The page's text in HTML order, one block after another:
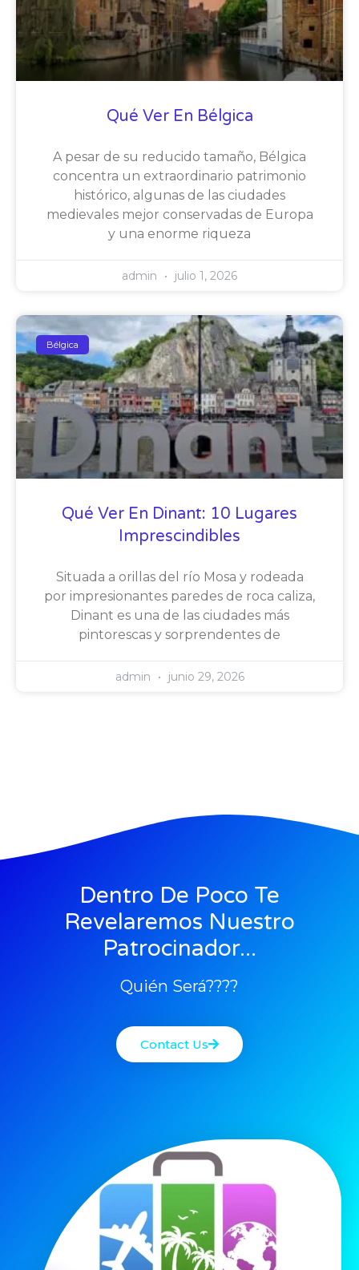
Qué Ver En Bélgica
A pesar de su reducido tamaño, Bélgica
concentra un extraordinario patrimonio
histórico, algunas de las ciudades
medievales mejor conservadas de Europa
y una enorme riqueza
admin julio 1, 2026
Bélgica
Qué Ver En Dinant: 10 Lugares
Imprescindibles
Situada a orillas del río Mosa y rodeada
por impresionantes paredes de roca caliza,
Dinant es una de las ciudades más
pintorescas y sorprendentes de
admin junio 29, 2026
Dentro De Poco Te
Revelaremos Nuestro
Patrocinador...
Quién Será????
Contact Us